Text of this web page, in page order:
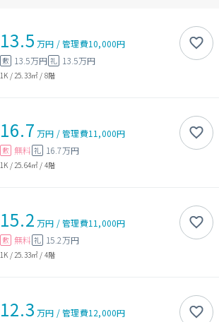
13.5 万円 /管理費10,000円
敷 13.5万円 礼 13.5万円
1K / 25.33㎡ / 8階
16.7 万円 /管理費11,000円
敷 無料 礼 16.7万円
1K / 25.64㎡ / 4階
15.2 万円 /管理費11,000円
敷 無料 礼 15.2万円
1K / 25.33㎡ / 4階
12.3 万円 /管理費12,000円